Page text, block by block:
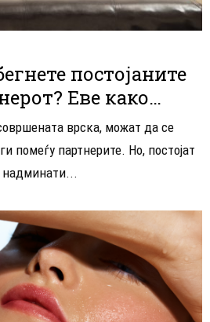
постојаните
Еве како…
врска, можат да се
помеѓу партнерите. Но, постојат
надминати...